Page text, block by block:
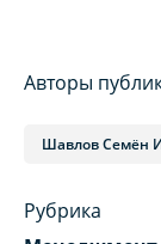
Авторы
Шавлов Семён
Рубрика